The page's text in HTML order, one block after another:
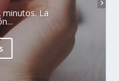
minutos. La